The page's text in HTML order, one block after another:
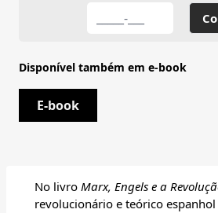
Disponível também em e-book
E-book
No livro Marx, Engels e a
revolucionário e teórico